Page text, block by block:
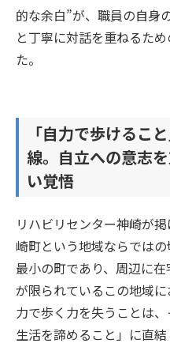
的な余白”が、職員の自身
と丁寧に対話を重ねるた
た。
「自力で歩けるこ
線。自立への意志
い覚悟
リハビリセンター神崎が
崎町という地域ならでは
最小の町であり、周辺に
が限られているこの地域
力で歩く力を失うことは
生活を諦めること」に直結